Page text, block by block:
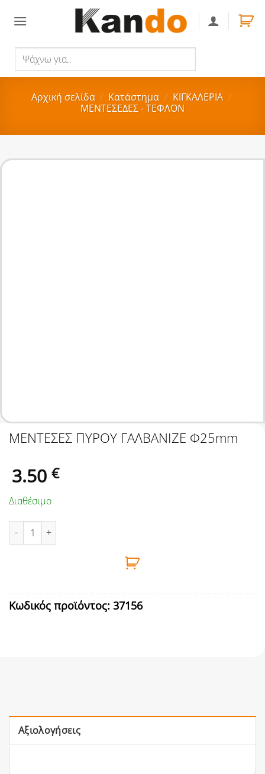
για..
Αρχική σελίδα / Κατάστημα / ΚΙΓΚΑΛΕΡΙΑ /
ΜΕΝΤΕΣΕΔΕΣ - ΤΕΦΛΟΝ
ΜΕΝΤΕΣΕΣ ΠΥΡΟΥ ΓΑΛΒΑΝΙΖΕ Φ25mm
3.50 €
Διαθέσιμο
ΜΕΝΤΕΣΕΣ ΠΥΡΟΥ ΓΑΛΒΑΝΙΖΕ Φ25mm ποσότητα
Κωδικός προϊόντος: 37156
Αξιολογήσεις